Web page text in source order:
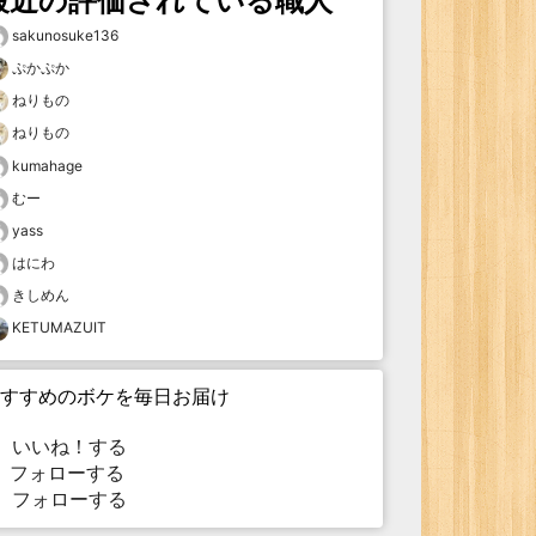
sakunosuke136
ぷかぷか
ねりもの
ねりもの
kumahage
むー
yass
はにわ
きしめん
KETUMAZUIT
すめのボケを毎日お届け
いいね！する
ォローする
フォローする